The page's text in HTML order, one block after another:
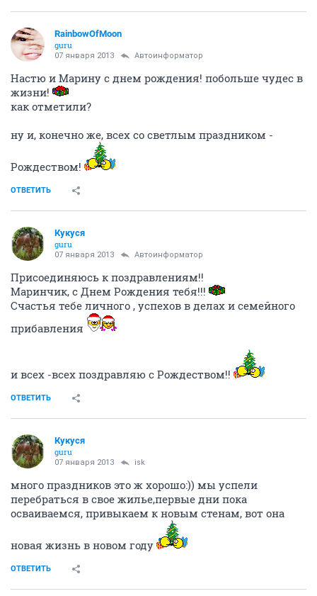
RainbowOfMoon
guru
07 января 2013 Автоинформатор
Настю и Марину с днем рождения! побольше чудес в
жизни!
как отметили?
ну и, конечно же, всех со светлым праздником -
Рождеством!
ОТВЕТИТЬ
Кукуся
guru
07 января 2013 Автоинформатор
Присоединяюсь к поздравлениям!!
Маринчик, с Днем Рождения тебя!!!
Счастья тебе личного , успехов в делах и семейного
прибавления
и всех -всех поздравляю с Рождеством!!
ОТВЕТИТЬ
Кукуся
guru
07 января 2013 isk
много праздников это ж хорошо:)) мы успели
перебраться в свое жилье,первые дни пока
осваиваемся, привыкаем к новым стенам, вот она
новая жизнь в новом году
ОТВЕТИТЬ